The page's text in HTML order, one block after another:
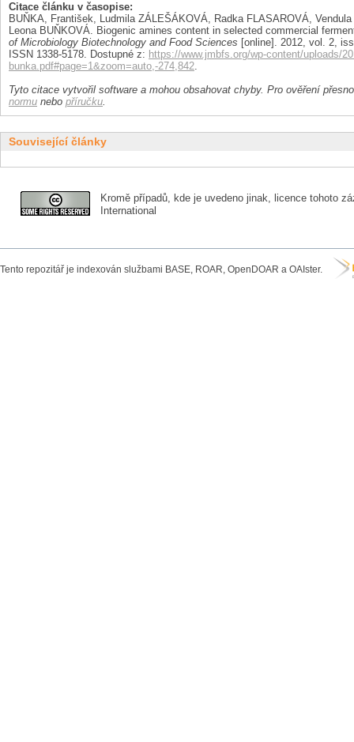
Citace článku v časopise:
BUŇKA, František, Ludmila ZÁLEŠÁKOVÁ, Radka FLASAROVÁ,
Leona BUŇKOVÁ. Biogenic amines content in selected commercial
of Microbiology Biotechnology and Food Sciences [online]. 2012, vol. 2,
ISSN 1338-5178. Dostupné z: https://www.jmbfs.org/wp-content/uploads/
bunka.pdf#page=1&zoom=auto,-274,842.
Tyto citace vytvořil software a mohou obsahovat chyby. Pro ověření
normu nebo příručku.
Související články
Kromě případů, kde je uvedeno jinak, licence tohoto
International
Tento repozitář je indexován službami BASE, ROAR, OpenDOAR a OAIster.